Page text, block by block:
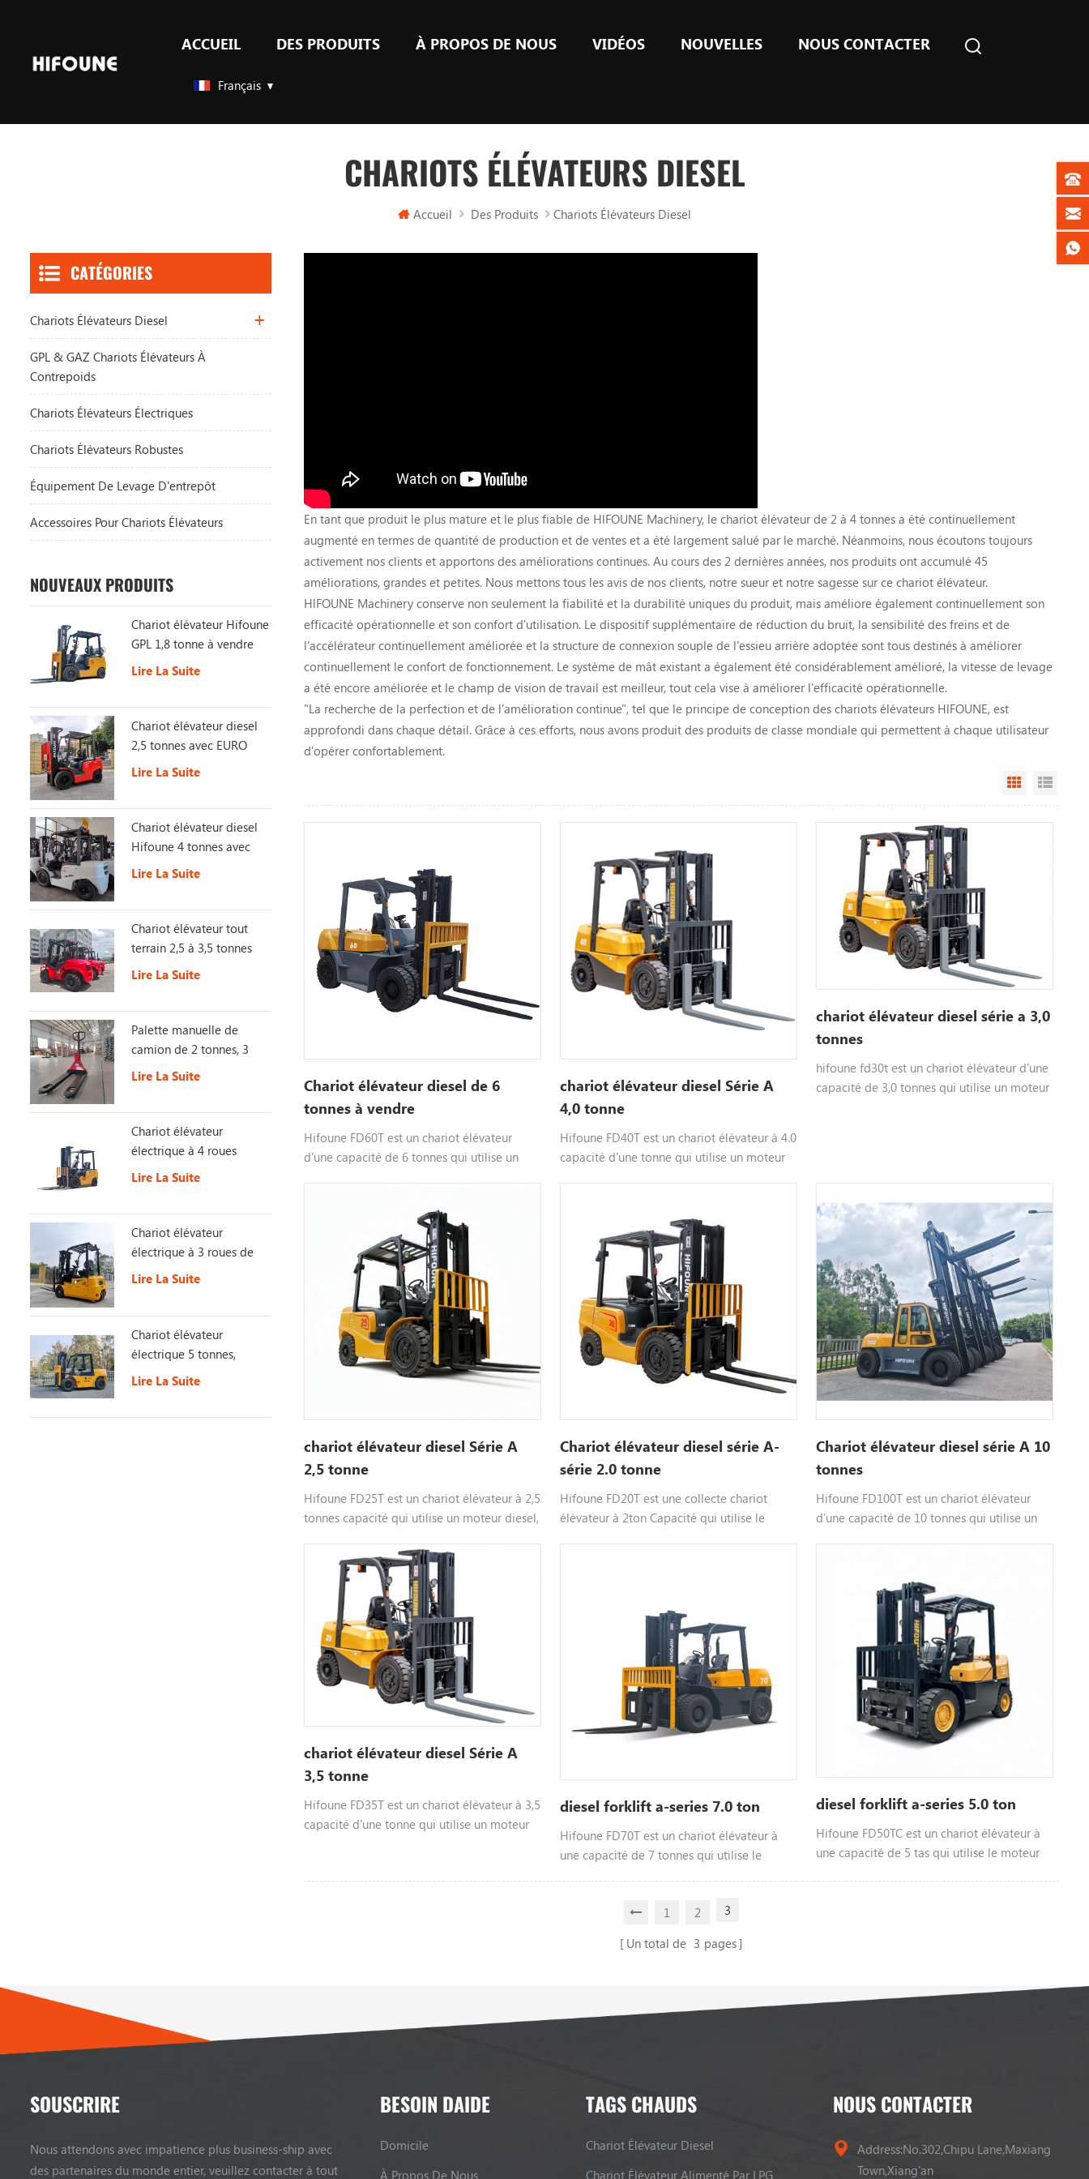
ACCUEIL DES PRODUITS À PROPOS DE NOUS VIDÉOS NOUVELLES NOUS CONTACTER
Français
CHARIOTS ÉLÉVATEURS DIESEL
Accueil Des Produits Chariots Élévateurs Diesel
En tant que produit le plus mature et le plus fiable de HlFOUNE Machinery, le chariot élévateur de 2 à 4 tonnes a été continuellement
augmenté en termes de quantité de production et de ventes et a été largement salué par le marché. Néanmoins, nous écoutons toujours
activement nos clients et apportons des améliorations continues. Au cours des 2 dernières années, nos produits ont accumulé 45
améliorations, grandes et petites. Nous mettons tous les avis de nos clients, notre sueur et notre sagesse sur ce chariot élévateur.
HlFOUNE Machinery conserve non seulement la fiabilité et la durabilité uniques du produit, mais améliore également continuellement son
efficacité opérationnelle et son confort d'utilisation. Le dispositif supplémentaire de réduction du bruit, la sensibilité des freins et de
l'accélérateur continuellement améliorée et la structure de connexion souple de l'essieu arrière adoptée sont tous destinés à améliorer
continuellement le confort de fonctionnement. Le système de mât existant a également été considérablement amélioré, la vitesse de levage
a été encore améliorée et le champ de vision de travail est meilleur, tout cela vise à améliorer l'efficacité opérationnelle.
"La recherche de la perfection et de l'amélioration continue", tel que le principe de conception des chariots élévateurs HlFOUNE, est
approfondi dans chaque détail. Grâce à ces efforts, nous avons produit des produits de classe mondiale qui permettent à chaque utilisateur
d'opérer confortablement.
Grid View
Chariot élévateur diesel de 6
tonnes à vendre
Hifoune FD60T est un chariot élévateur
d'une capacité de 6 tonnes qui utilise un
personnalisable, veuillez nous contacter
pour plus d'informations.
chariot élévateur diesel Série A
4,0 tonne
Hifoune FD40T est un chariot élévateur à 4.0
capacité d'une tonne qui utilise un moteur
veuillez nous contacterpour plus
informations.
chariot élévateur diesel série a 3,0
tonnes
hifoune fd30t est un chariot élévateur d'une
capacité de 3,0 tonnes qui utilise un moteur
chariot élévateur diesel Série A
2,5 tonne
Hifoune FD25T est un chariot élévateur à 2,5
tonnes capacité qui utilise un moteur diesel,
etc., couleur personnalisable, veuillez nous
contacterpour plus informations.
Chariot élévateur diesel série A-
série 2.0 tonne
Hifoune FD20T est une collecte chariot
élévateur à 2ton Capacité qui utilise le
Chariot élévateur diesel série A 10
tonnes
Hifoune FD100T est un chariot élévateur
d'une capacité de 10 tonnes qui utilise un
pour plus d'informations.
chariot élévateur diesel Série A
3,5 tonne
Hifoune FD35T est un chariot élévateur à 3,5
capacité d'une tonne qui utilise un moteur
veuillez nous contacterpour plus
diesel forklift a-series 7.0 ton
Hifoune FD70T est un chariot élévateur à
une capacité de 7 tonnes qui utilise le
personnalisable, veuillez nous contacter
diesel forklift a-series 5.0 ton
Hifoune FD50TC est un chariot élévateur à
une capacité de 5 tas qui utilise le moteur
1 2 3
Un total de 3 pages
CATÉGORIES
Chariots Élévateurs Diesel
GPL & GAZ Chariots Élévateurs À
Contrepoids
Chariots Élévateurs Électriques
Chariots Élévateurs Robustes
Équipement De Levage D'entrepôt
Accessoires Pour Chariots Élévateurs
NOUVEAUX PRODUITS
Chariot élévateur Hifoune
GPL 1,8 tonne à vendre
Lire La Suite
Chariot élévateur diesel
2,5 tonnes avec EURO
Stage 5
Lire La Suite
Chariot élévateur diesel
Hifoune 4 tonnes avec
moteur KUBOTA
Lire La Suite
Chariot élévateur tout
terrain 2,5 à 3,5 tonnes
4X4 2WD/4WD avec
Lire La Suite
Palette manuelle de
camion de 2 tonnes, 3
tonnes, 5 tonnes
Lire La Suite
Chariot élévateur
électrique à 4 roues
Lire La Suite
Chariot élévateur
électrique à 3 roues de
1,5 tonne
Lire La Suite
Chariot élévateur
électrique 5 tonnes,
batterie 153 V 230 Ah
Lire La Suite
SOUSCRIRE
Nous attendons avec impatience plus business-ship avec
des partenaires du monde entier, veuillez contacter à tout
BESOIN DAIDE
Domicile
À Propos De Nous
TAGS CHAUDS
Chariot Élévateur Diesel
Chariot Élévateur Alimenté Par LPG
NOUS CONTACTER
Address:No.302,Chipu Lane,Maxiang
Town,Xiang'an